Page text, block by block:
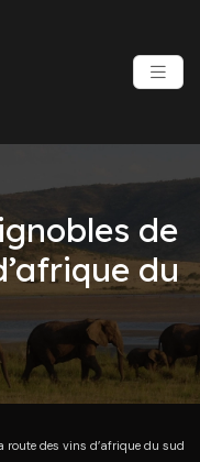
de
du
route des vins d’afrique du sud